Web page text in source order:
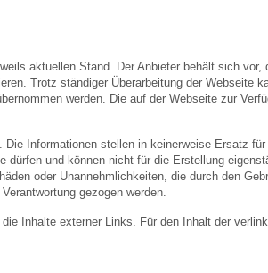
aktuellen Stand. Der Anbieter behält sich vor,
Trotz ständiger Überarbeitung der Webseite
werden. Die auf der Webseite zur
Informationen stellen in keinerweise Ersatz
und können nicht für die Erstellung
oder Unannehmlichkeiten, die durch den
gezogen werden.
Inhalte externer Links. Für den Inhalt der